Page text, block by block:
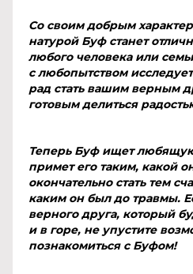
Со своим добрым
натурой Буф станет
любого человека или
с любопытством
рад стать вашим верным
готовым делиться
Теперь Буф ищет
примет его таким, какой
окончательно стать тем
каким он был до травмы.
верного друга, который
и в горе, не упустите
познакомиться с Буфом!